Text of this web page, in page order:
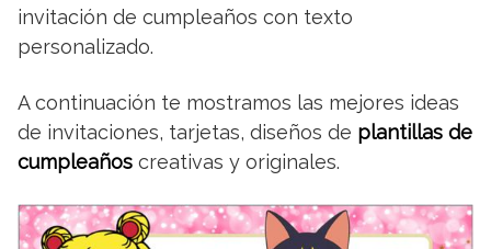
invitación de cumpleaños con texto
personalizado.
A continuación te mostramos las mejores ideas
de invitaciones, tarjetas, diseños de plantillas de
cumpleaños creativas y originales.